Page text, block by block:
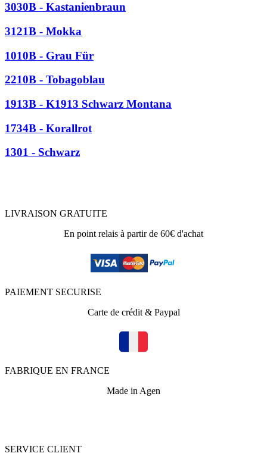
3030B - Kastanienbraun
3121B - Mokka
1010B - Grau Für
2210B - Tobagoblau
1913B - K1913 Schwarz Montana
1734B - Korallrot
1301 - Schwarz
LIVRAISON GRATUITE
En point relais à partir de 60€ d'achat
PAIEMENT SECURISE
Carte de crédit & Paypal
FABRIQUE EN FRANCE
Made in Agen
SERVICE CLIENT